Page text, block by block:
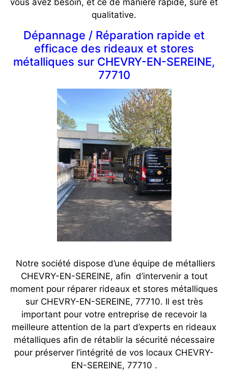
vous avez besoin, et ce de manière rapide, sûre et
qualitative.
Dépannage / Réparation rapide et
efficace des rideaux et stores
métalliques sur CHEVRY-EN-SEREINE,
77710
Notre société dispose d’une équipe de métalliers
CHEVRY-EN-SEREINE, afin d’intervenir a tout
moment pour réparer rideaux et stores métalliques
sur CHEVRY-EN-SEREINE, 77710. Il est très
important pour votre entreprise de recevoir la
meilleure attention de la part d’experts en rideaux
métalliques afin de rétablir la sécurité nécessaire
pour préserver l’intégrité de vos locaux CHEVRY-
EN-SEREINE, 77710 .